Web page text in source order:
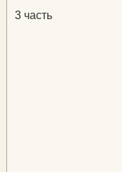
3 часть